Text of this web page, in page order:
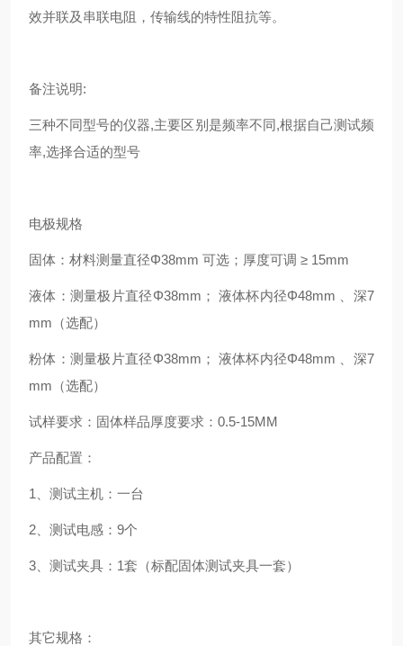
效并联及串联电阻，传输线的特性阻抗等。
备注说明:
三种不同型号的仪器,主要区别是频率不同,根据自己测试频
率,选择合适的型号
电极规格
固体：材料测量直径Φ38mm 可选；厚度可调 ≥ 15mm
液体：测量极片直径Φ38mm； 液体杯内径Φ48mm 、深7
mm（选配）
粉体：测量极片直径Φ38mm； 液体杯内径Φ48mm 、深7
mm（选配）
试样要求：固体样品厚度要求：0.5-15MM
产品配置：
1、测试主机：一台
2、测试电感：9个
3、测试夹具：1套（标配固体测试夹具一套）
其它规格：